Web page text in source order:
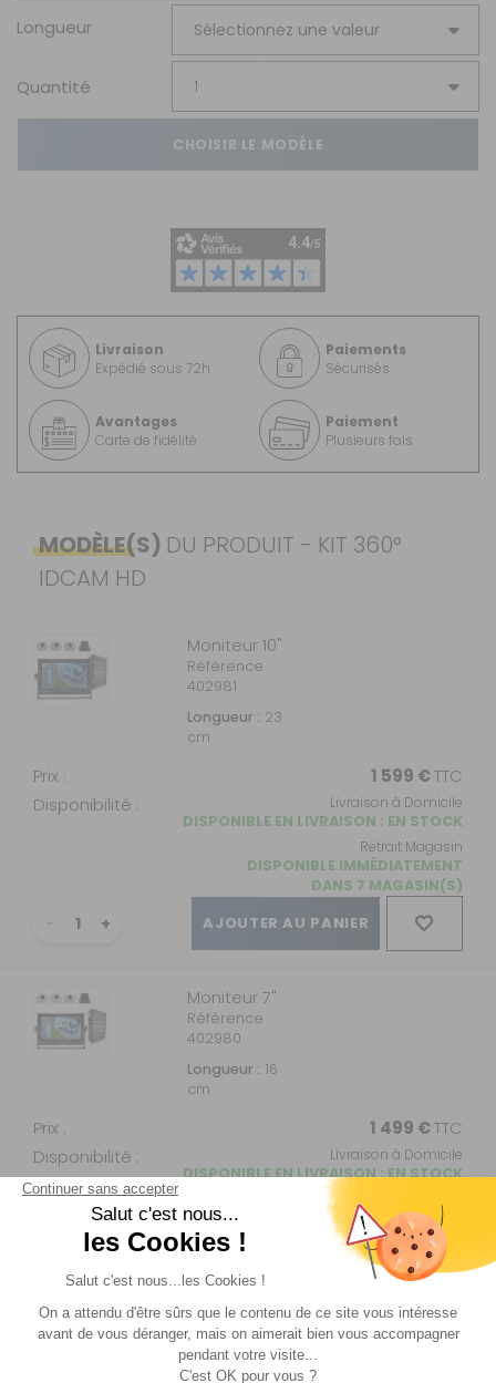
Longueur
Quantité
CHOISIR LE MODÈLE
Livraison
Expédié sous 72h
Paiements
Sécurisés
Avantages
Carte de fidélité
Paiement
Plusieurs fois
MODÈLE(S) DU PRODUIT - KIT 360°
IDCAM HD
Moniteur 10"
Référence :
402981
Longueur : 23
cm
Prix : 1 599 €TTC
Disponibilité :
Livraison à Domicile
DISPONIBLE EN LIVRAISON : EN STOCK
Retrait Magasin
DISPONIBLE IMMÉDIATEMENT
DANS 7 MAGASIN(S)
AJOUTER AU PANIER
Moniteur 7"
Référence :
402980
Longueur : 16
cm
Prix : 1 499 €TTC
Disponibilité :
Livraison à Domicile
DISPONIBLE EN LIVRAISON : EN STOCK
DISPONIBLE IMMÉDIATEMENT
DANS 6 MAGASIN(S)
AJOUTER AU PANIER